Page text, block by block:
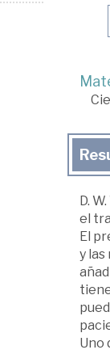
D.
el
El
y
Uno